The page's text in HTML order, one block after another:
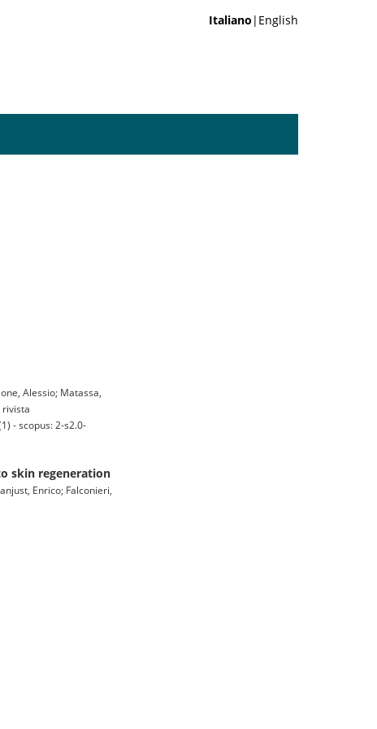
Italiano |English
Alessio; Matassa,
rivista
- scopus: 2-s2.0-
skin regeneration
Enrico; Falconieri,